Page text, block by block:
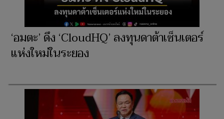
‘อมตะ’ ดึง ‘CloudHQ’ ลงทุนดาต้าเซ็นเตอร์
แห่งใหม่ในระยอง